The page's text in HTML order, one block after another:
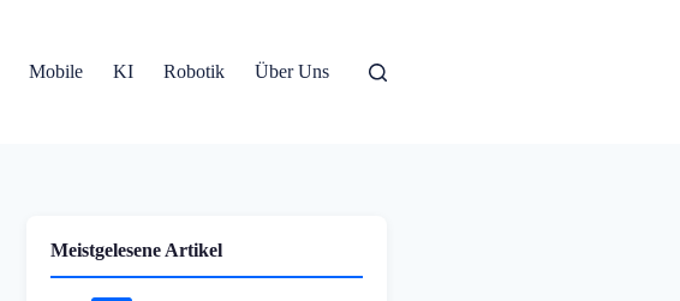
Mobile KI Robotik Über Uns
Meistgelesene Artikel